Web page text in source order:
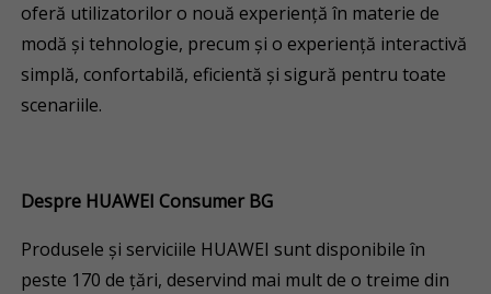
oferă utilizatorilor o nouă experiență în materie de
modă și tehnologie, precum și o experiență interactivă
simplă, confortabilă, eficientă și sigură pentru toate
scenariile.
Despre HUAWEI Consumer BG
Produsele și serviciile HUAWEI sunt disponibile în
peste 170 de țări, deservind mai mult de o treime din